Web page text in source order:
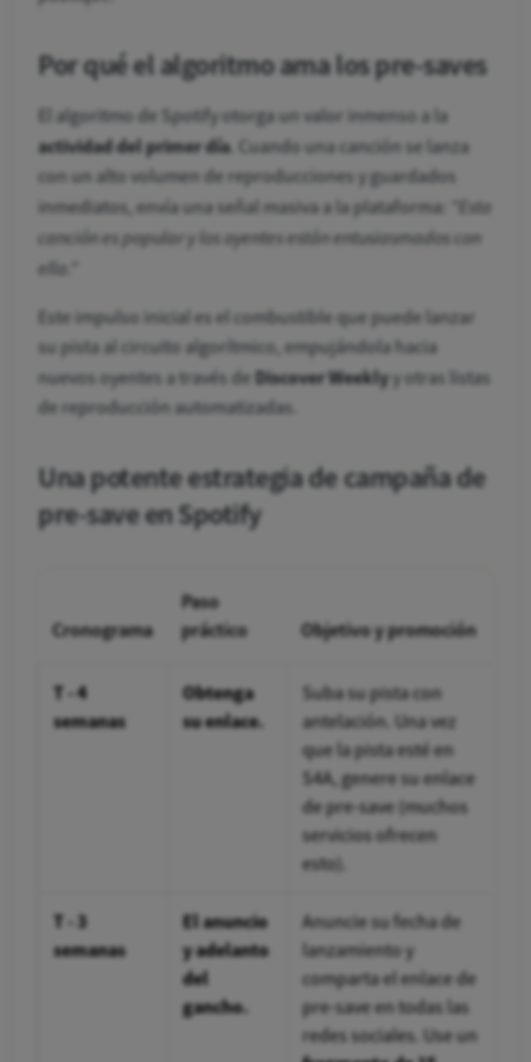
Por qué el algoritmo ama los pre-saves
El algoritmo de Spotify otorga un valor inmenso a la
actividad del primer día. Cuando una canción se lanza
con un alto volumen de reproducciones y guardados
inmediatos, envía una señal masiva a la plataforma:
"Esta
canción es popular y los oyentes están entusiasmados con
ella."
Este impulso inicial es el combustible que puede lanzar
su pista al circuito algorítmico, empujándola hacia
nuevos oyentes a través de Discover Weekly y otras listas
de reproducción automatizadas.
Una potente estrategia de campaña de
pre-save en Spotify
Cronograma
Paso
práctico
Objetivo y promoción
T - 4
semanas
Obtenga
su enlace.
Suba su pista con
antelación. Una vez
que la pista esté en
S4A, genere su enlace
de pre-save (muchos
servicios ofrecen
esto).
T - 3
semanas
El anuncio
y adelanto
del
gancho.
Anuncie su fecha de
lanzamiento y
comparta el enlace de
pre-save en todas las
redes sociales. Use un